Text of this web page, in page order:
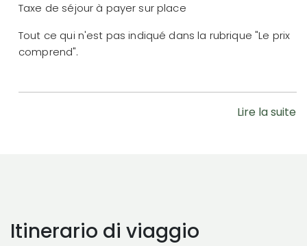
Taxe de séjour à payer sur place
Tout ce qui n'est pas indiqué dans la rubrique "Le prix
comprend".
Lire la suite
Itinerario di viaggio